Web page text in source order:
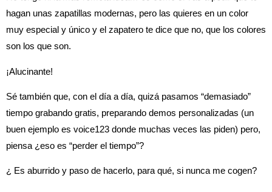
hagan unas zapatillas modernas, pero las quieres en un color
muy especial y único y el zapatero te dice que no, que los colores
son los que son.
¡Alucinante!
Sé también que, con el día a día, quizá pasamos “demasiado”
tiempo grabando gratis, preparando demos personalizadas (un
buen ejemplo es voice123 donde muchas veces las piden) pero,
piensa ¿eso es “perder el tiempo”?
¿ Es aburrido y paso de hacerlo, para qué, si nunca me cogen?